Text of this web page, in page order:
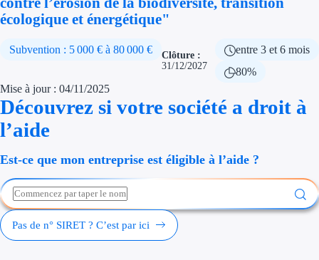
Entreprise
Aides
écologique et énergétique"
Subvention : 5 000 € à 80 000 €
Clôture :
31/12/2027
entre 3 et 6 mois
80%
Mise à jour : 04/11/2025
Découvrez si votre société a droit à
l’aide
Est-ce que mon entreprise est éligible à l’aide ?
Pas de n° SIRET ? C’est par ici